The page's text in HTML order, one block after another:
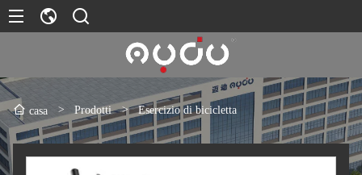
casa > Prodotti > Esercizio di bicicletta